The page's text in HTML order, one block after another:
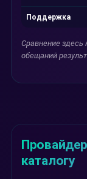
Поддержка
Сравнение здесь
обещаний
каталогу